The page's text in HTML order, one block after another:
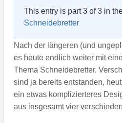
This entry is part 3 of 3 in
Schneidebretter
Nach der längeren (und
es heute endlich weiter mit
Thema Schneidebretter.
sind ja bereits entstanden,
ein etwas komplizierteres
aus insgesamt vier